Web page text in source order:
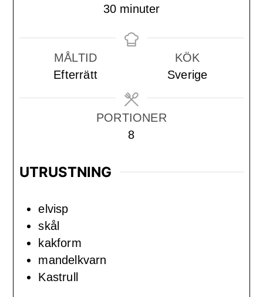
30minuter
minuter
MÅLTID
Efterrätt
KÖK
Sverige
PORTIONER
8
UTRUSTNING
elvisp
skål
kakform
mandelkvarn
Kastrull